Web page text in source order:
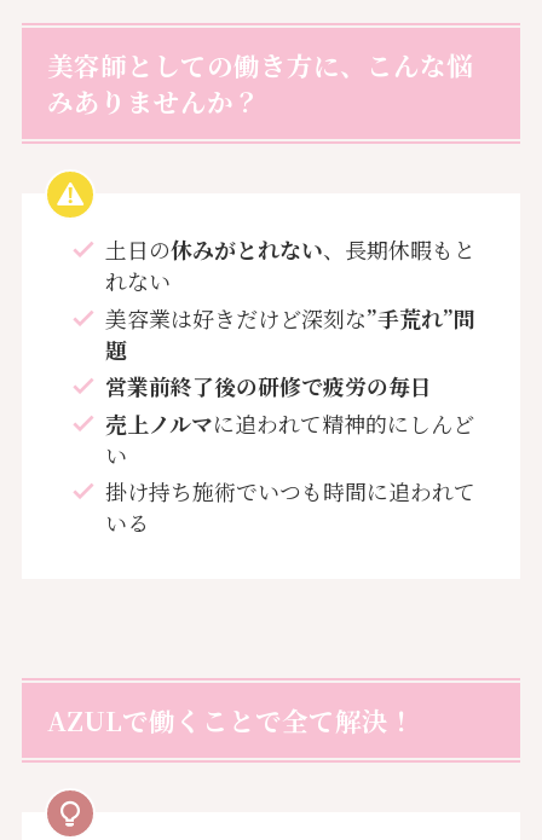
美容師としての働き方に、こんな悩
みありませんか？
土日の休みがとれない、長期休暇もと
れない
美容業は好きだけど深刻な”手荒れ”問
題
営業前終了後の研修で疲労の毎日
売上ノルマに追われて精神的にしんど
い
掛け持ち施術でいつも時間に追われて
いる
AZULで働くことで全て解決！